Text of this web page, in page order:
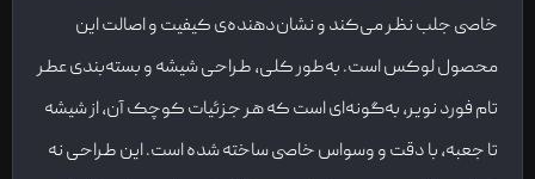
خاصی جلب نظر می‌کند و نشان‌دهنده‌ی کیفیت و اصالت این
محصول لوکس است. به‌طور کلی، طراحی شیشه و بسته‌بندی عطر
تام فورد نویر، به‌گونه‌ای است که هر جزئیات کوچک آن، از شیشه
تا جعبه، با دقت و وسواس خاصی ساخته شده است. این طراحی نه